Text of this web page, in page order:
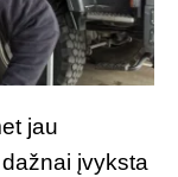
jau
įvyksta